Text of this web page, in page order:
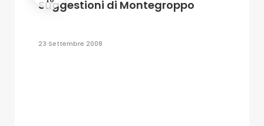
Suggestioni di Montegroppo
23 Settembre 2008